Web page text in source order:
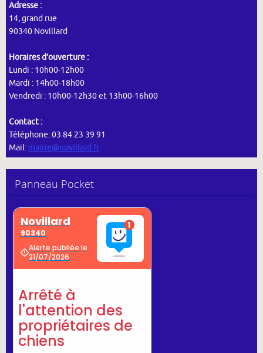
Adresse :
14, grand rue
90340 Novillard
Horaires d’ouverture :
Lundi : 10h00-12h00
Mardi : 14h00-18h00
Vendredi : 10h00-12h30 et 13h00-16h00
Contact :
Téléphone: 03 84 23 39 91
Mail: mairie@novillard.fr
Panneau Pocket